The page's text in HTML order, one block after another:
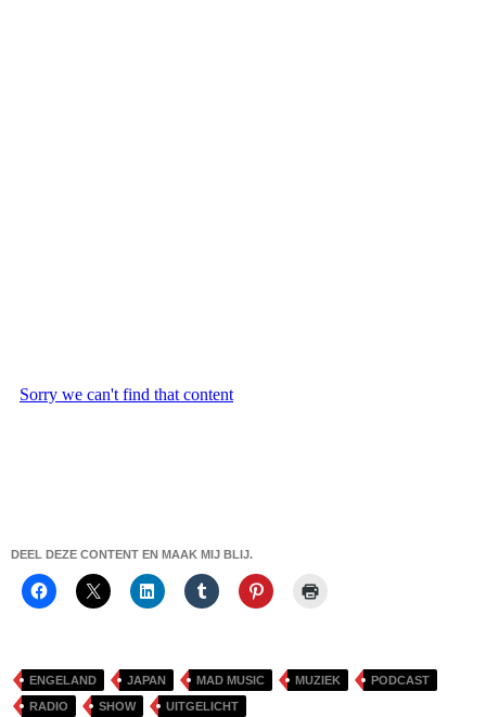
DEEL DEZE CONTENT EN MAAK MIJ BLIJ.
ENGELAND JAPAN MAD MUSIC MUZIEK
PODCAST
RADIO
SHOW UITGELICHT